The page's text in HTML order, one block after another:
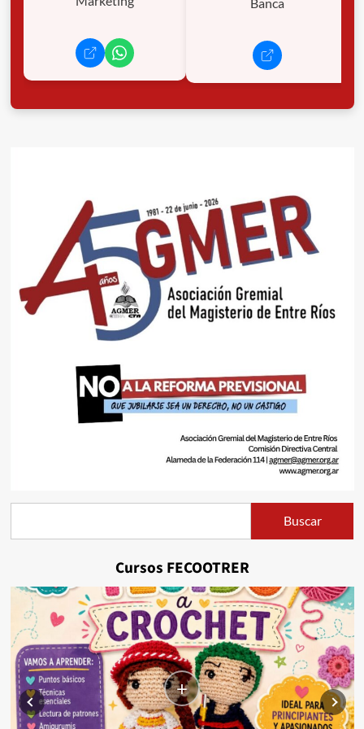
Buscar
Cursos FECOOTRER
+